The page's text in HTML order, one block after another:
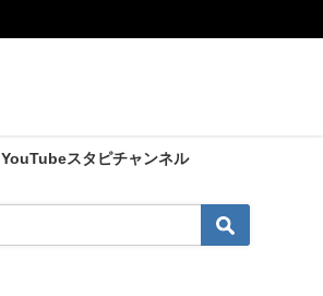
YouTubeスタピチャンネル